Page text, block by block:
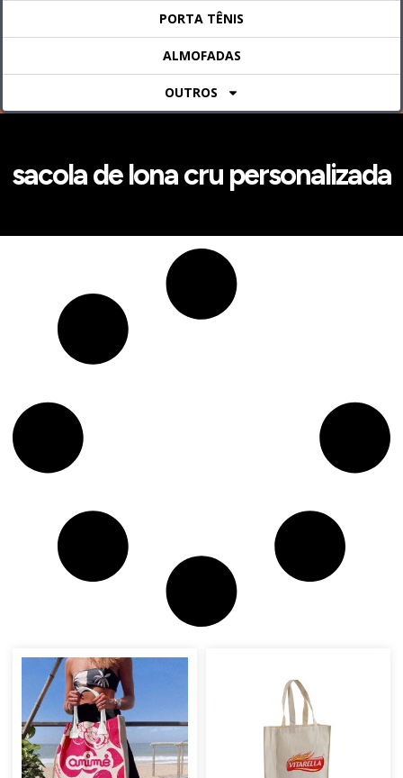
PORTA TÊNIS
ALMOFADAS
OUTROS
sacola de lona cru personalizada